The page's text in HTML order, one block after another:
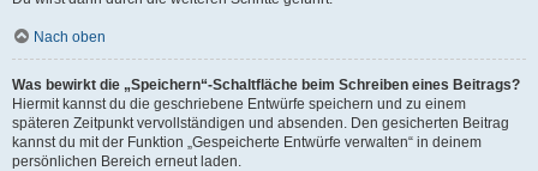
Nach oben
Was bewirkt die „Speichern“-Schaltfläche beim Schreiben eines Beitrags?
Hiermit kannst du die geschriebene Entwürfe speichern und zu einem
späteren Zeitpunkt vervollständigen und absenden. Den gesicherten Beitrag
kannst du mit der Funktion „Gespeicherte Entwürfe verwalten“ in deinem
persönlichen Bereich erneut laden.